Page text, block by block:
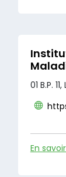
01 B.P.
En